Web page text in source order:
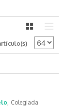
, Colegiada